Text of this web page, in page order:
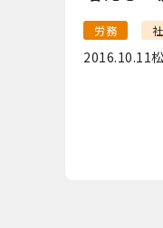
労務
2016.10.11